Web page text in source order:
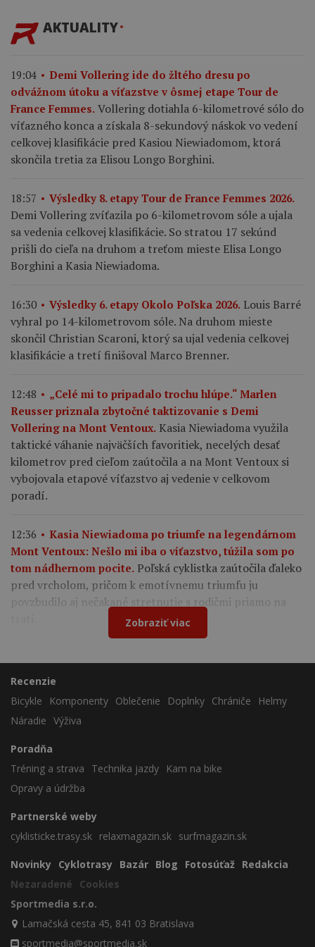
AKTUALITY
19:04
Demi Vollering ide do žltého dresu po
odvážnom útoku a víťazstve v ôsmej etape Tour de
France Femmes. Vollering dotiahla 6-kilometrové sólo do
víťazného konca a získala 8-sekundový náskok vo vedení
celkovej klasifikácie pred Kasiou Niewiadomom, ktorá
skončila tretia za Elisou Longo Borghini.
18:57 Výsledky 8. etapy Tour de France Femmes 2026.
Demi Vollering zvíťazila po 6-kilometrovom sóle a ujala
sa vedenia celkovej klasifikácie. So stratou 17 sekúnd
prišli do cieľa na druhom a treťom mieste Elisa Longo
Borghini a Kasia Niewiadoma.
16:30 Výsledky 6. etapy Okolo Poľska 2026. Louis Barré
vyhral po 14-kilometrovom sóle. Na druhom mieste
skončil Christian Scaroni, ktorý sa ujal vedenia celkovej
klasifikácie a tretí finišoval Marco Brenner.
12:48
„Celé mi to pripadalo trochu hlúpe.“ Marlen
Reusser priznala zbytočné taktizovanie s Demi
Vollering na Mont Ventoux. Kasia Niewiadoma využila
taktické váhanie najväčších favoritiek, necelých desať
kilometrov pred cieľom zaútočila a na Mont Ventoux si
vybojovala etapové víťazstvo aj vedenie v celkovom
poradí.
12:36
Kasia Niewiadoma po triumfe na legendárnom
Mont Ventoux: Nešlo mi iba o víťazstvo, túžila som po
tom nádhernom pocite. Poľská cyklistka zaútočila ďaleko
pred vrcholom, pričom k emotívnemu triumfu ju
povzbudilo aj nečakané stretnutie s rodičmi priamo na
Zobraziť viac
Recenzie
Bicykle
Komponenty Oblečenie Doplnky Chrániče
Helmy
Náradie Výživa
Poradňa
Tréning a strava
Technika jazdy
Kam na bike
Opravy a údržba
Partnerské weby
cyklisticke.trasy.sk relaxmagazin.sk surfmagazin.sk
Novinky Cyklotrasy Bazár Blog Fotosúťaž Redakcia
Nezaradené
Cookies
Sportmedia s.r.o.
Lamačská cesta 45, 841 03 Bratislava
sportmedia@sportmedia.sk